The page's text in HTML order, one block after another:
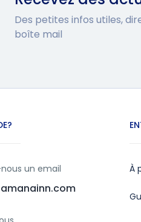
Des petites infos utiles,
boîte mail
un email À